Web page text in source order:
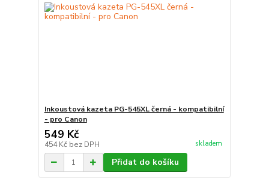
Inkoustová kazeta PG-545XL černá - kompatibilní
- pro Canon
549 Kč
454 Kč bez DPH skladem
Přidat do košíku